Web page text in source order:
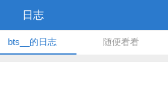
日志
bts__的日志 随便看看